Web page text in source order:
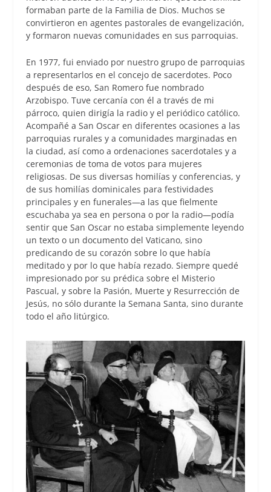
formaban parte de la Familia de Dios. Muchos se
convirtieron en agentes pastorales de evangelización,
y formaron nuevas comunidades en sus parroquias.
En 1977, fui enviado por nuestro grupo de parroquias
a representarlos en el concejo de sacerdotes. Poco
después de eso, San Romero fue nombrado
Arzobispo. Tuve cercanía con él a través de mi
párroco, quien dirigía la radio y el periódico católico.
Acompañé a San Oscar en diferentes ocasiones a las
parroquias rurales y a comunidades marginadas en
la ciudad, así como a ordenaciones sacerdotales y a
ceremonias de toma de votos para mujeres
religiosas. De sus diversas homilías y conferencias, y
de sus homilías dominicales para festividades
principales y en funerales—a las que fielmente
escuchaba ya sea en persona o por la radio—podía
sentir que San Oscar no estaba simplemente leyendo
un texto o un documento del Vaticano, sino
predicando de su corazón sobre lo que había
meditado y por lo que había rezado. Siempre quedé
impresionado por su prédica sobre el Misterio
Pascual, y sobre la Pasión, Muerte y Resurrección de
Jesús, no sólo durante la Semana Santa, sino durante
todo el año litúrgico.